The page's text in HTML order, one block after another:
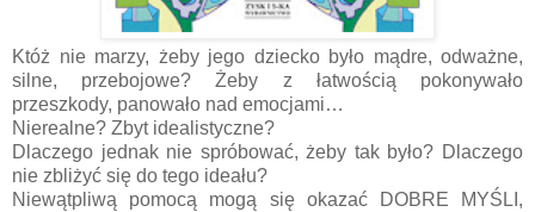
Któż nie marzy, żeby jego dziecko było mądre, odważne,
silne, przebojowe? Żeby z łatwością pokonywało
przeszkody, panowało nad emocjami…
Nierealne? Zbyt idealistyczne?
Dlaczego jednak nie spróbować, żeby tak było? Dlaczego
nie zbliżyć się do tego ideału?
Niewątpliwą pomocą mogą się okazać DOBRE MYŚLI,